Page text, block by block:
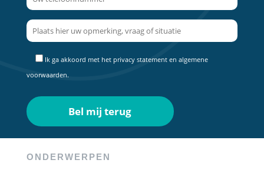
Ik ga akkoord met het privacy statementen algemene
voorwaarden.
ONDERWERPEN